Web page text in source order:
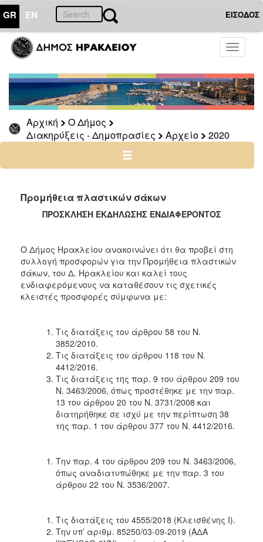
GR EN ΕΙΣΟΔΟΣ
Toggle
Αρχική
Ο Δήμος
Διακηρύξεις - Δημοπρασίες
Αρχείο 2020
ΔΗΜΟΣ
Διακηρύξεις
-
Δημοπρασίες
Αρχείο
2026
2024
2022
2019
2018
2017
2015
2013
Προμήθεια πλαστικών σάκων
ΠΡΟΣΚΛΗΣΗ ΕΚΔΗΛΩΣΗΣ ΕΝΔΙΑΦΕΡΟΝΤΟΣ
Ο Δήμος Ηρακλείου ανακοινώνει ότι θα προβεί στη
συλλογή προσφορών για την Προμήθεια πλαστικών
σάκων, του Δ. Ηρακλείου και καλεί τους
ενδιαφερόμενους να καταθέσουν τις σχετικές
κλειστές προσφορές σύμφωνα με:
Τις διατάξεις του άρθρου 58 του Ν.
3852/2010.
Τις διατάξεις του άρθρου 118 του Ν.
4412/2016.
Τις διατάξεις της παρ. 9 του άρθρου 209 του
Ν. 3463/2006, όπως προστέθηκε με την παρ.
13 του άρθρου 20 του Ν. 3731/2008 και
διατηρήθηκε σε ισχύ με την περίπτωση 38
της παρ. 1 του άρθρου 377 του Ν. 4412/2016.
Την παρ. 4 του άρθρου 209 του Ν. 3463/2006,
όπως αναδιατυπώθηκε με την παρ. 3 του
άρθρου 22 του Ν. 3536/2007.
Τις διατάξεις του 4555/2018 (Κλεισθένης I).
Την υπ’ αριθμ. 85250/03-09-2019 (ΑΔΑ